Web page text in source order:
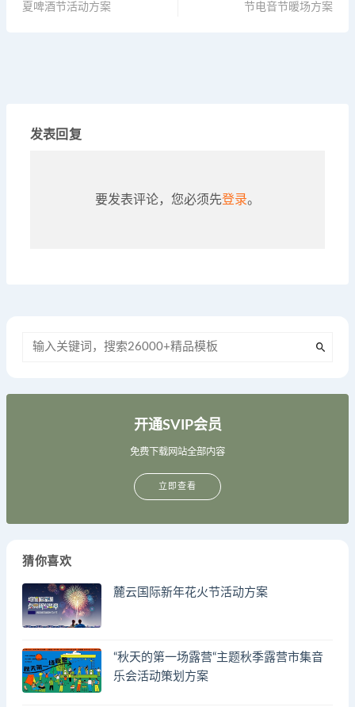
夏啤酒节活动方案
节电音节暖场方案
发表回复
要发表评论，您必须先登录。
开通SVIP会员
免费下载网站全部内容
立即查看
猜你喜欢
麓云国际新年花火节活动方案
“秋天的第一场露营“主题秋季露营市集音
乐会活动策划方案